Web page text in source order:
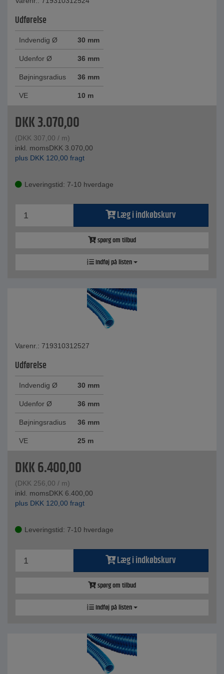
Udførelse
Indvendig Ø 30 mm
Udenfor Ø 36 mm
Bøjningsradius 36 mm
VE 10 m
DKK3.070,00
(DKK 307,00 / m)
inkl. momsDKK 3.070,00
plus DKK 120,00 fragt
Leveringstid: 7-10 hverdage
Læg i indkøbskurv
spørg om tilbud
Indføj på listen
Varenr.: 719310312527
Udførelse
Indvendig Ø 30 mm
Udenfor Ø 36 mm
Bøjningsradius 36 mm
VE 25 m
DKK6.400,00
(DKK 256,00 / m)
inkl. momsDKK 6.400,00
plus DKK 120,00 fragt
Leveringstid: 7-10 hverdage
Læg i indkøbskurv
spørg om tilbud
Indføj på listen